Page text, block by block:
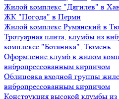
Жилой комплекс "Дягилев" в
ЖК "Погода" в Перми
Жилой комплекс Румянский в
Тротуарная плита, клумбы из
комплексе "Ботаника", Тюмень
Оформление клумб в жилом
вибропрессованным кирпичом
Облицовка входной группы
вибропрессованным кирпичом
Конструкция высокой клумбы